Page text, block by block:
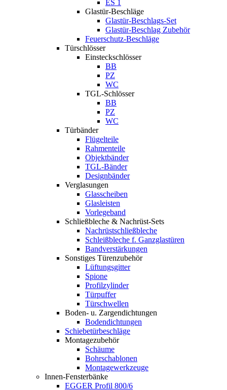
ES 1
Glastür-Beschläge
Glastür-Beschlags-Set
Glastür-Beschlag Zubehör
Feuerschutz-Beschläge
Türschlösser
Einsteckschlösser
BB
PZ
WC
TGL-Schlösser
BB
PZ
WC
Türbänder
Flügelteile
Rahmenteile
Objektbänder
TGL-Bänder
Designbänder
Verglasungen
Glasscheiben
Glasleisten
Vorlegeband
Schließbleche & Nachrüst-Sets
Nachrüstschließbleche
Schleißbleche f. Ganzglastüren
Bandverstärkungen
Sonstiges Türenzubehör
Lüftungsgitter
Spione
Profilzylinder
Türpuffer
Türschwellen
Boden- u. Zargendichtungen
Bodendichtungen
Schiebetürbeschläge
Montagezubehör
Schäume
Bohrschablonen
Montagewerkzeuge
Innen-Fensterbänke
EGGER Profil 800/6